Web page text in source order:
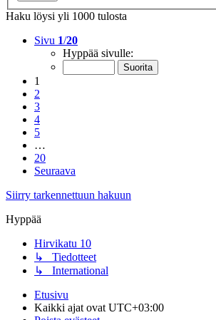
Haku löysi yli 1000 tulosta
Sivu 1/20
Hyppää sivulle:
1
2
3
4
5
…
20
Seuraava
Siirry tarkennettuun hakuun
Hyppää
Hirvikatu 10
↳ Tiedotteet
↳ International
Etusivu
Kaikki ajat ovatUTC+03:00